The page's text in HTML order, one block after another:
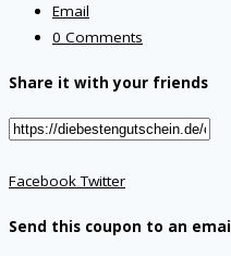
Email
0 Comments
Share it with your friends
FacebookTwitter
Send this coupon to an email